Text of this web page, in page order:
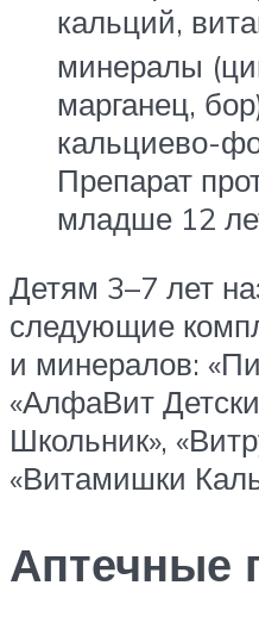
кальций,
минералы
марганец,
кальциево-
Препарат
младше 12
Детям 3–7 лет
следующие
и минералов:
«АлфаВит
Школьник»,
«Витамишки
Аптечные